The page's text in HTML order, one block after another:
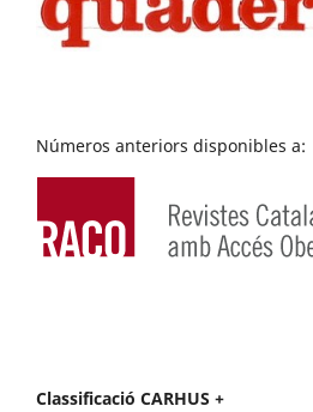
Números anteriors disponibles a:
Classificació CARHUS +